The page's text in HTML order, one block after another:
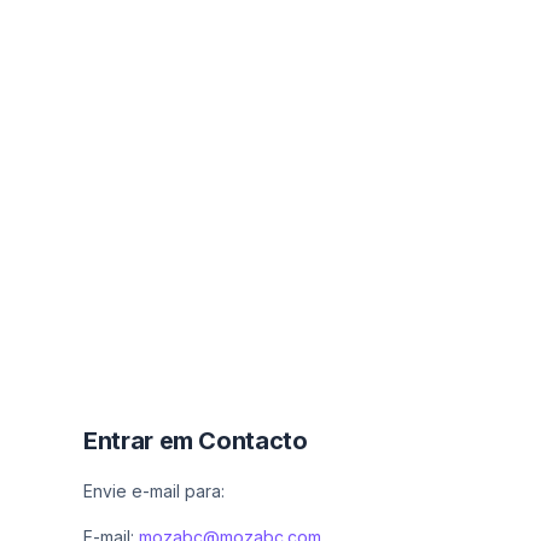
Entrar em Contacto
Envie e-mail para: